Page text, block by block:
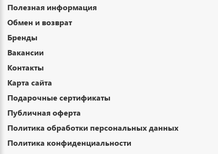
Полезная информация
Обмен и возврат
Бренды
Вакансии
Контакты
Карта сайта
Подарочные сертификаты
Публичная оферта
Политика обработки персональных данных
Политика конфиденциальности